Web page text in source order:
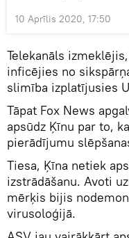
10 Aprīlis 2020, 17:50
Telekanāls
inficējies no
slimība izplatījusies
Tāpat Fox News
apsūdz Ķīnu par to,
pierādījumu
Tiesa, Ķīna netiek
izstrādāšanu. Avoti
mērķis bijis
virusoloģijā.